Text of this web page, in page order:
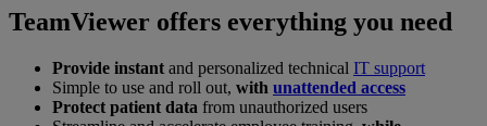
TeamViewer offers everything you need
Provide instant and personalized technical IT support
Simple to use and roll out, with unattended access
Protect patient data from unauthorized users